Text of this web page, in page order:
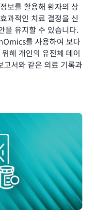
보를 활용해 환자의 상
과적인 치료 결정을 신
을 유지할 수 있습니다.
를 사용하여 보다
해 개인의 유전체 데이
고서와 같은 의료 기록과